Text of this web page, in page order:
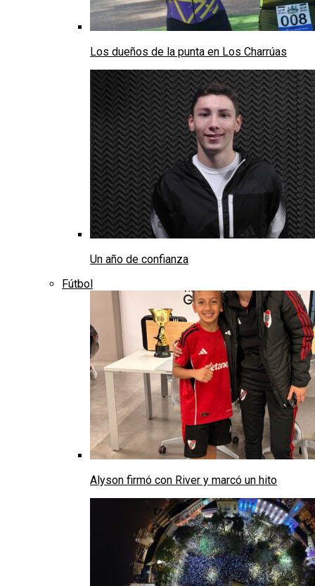
Los dueños de la punta en Los Charrúas
Un año de confianza
Fútbol
Alyson firmó con River y marcó un hito